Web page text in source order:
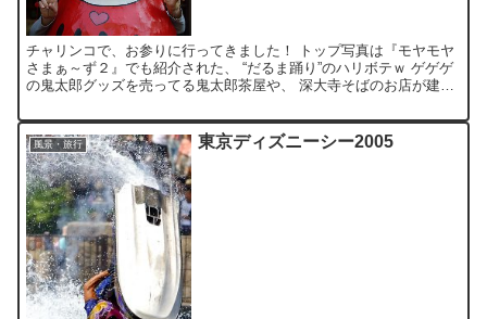
チャリンコで、お参りに行ってきました！ トップ写真は『モヤモヤ
さまぁ～ず２』でも紹介された、 “だるま踊り”のハリボテｗ ゲゲゲ
の鬼太郎グッズを売ってる鬼太郎茶屋や、 深大寺そばのお店が建ち
風景・旅行 東京ディズニーシー2005